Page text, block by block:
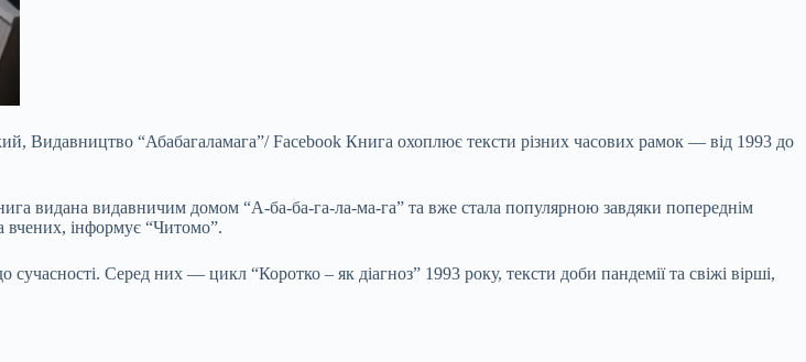
Видавництво “Абабагаламага”/ Facebook Книга охоплює тексти різних часових рамок — від 1993 до
видана видавничим домом “А-ба-ба-га-ла-ма-га” та вже стала популярною завдяки попереднім
вчених, інформує “Читомо”.
Серед них — цикл “Коротко – як діагноз” 1993 року, тексти доби пандемії та свіжі вірші,